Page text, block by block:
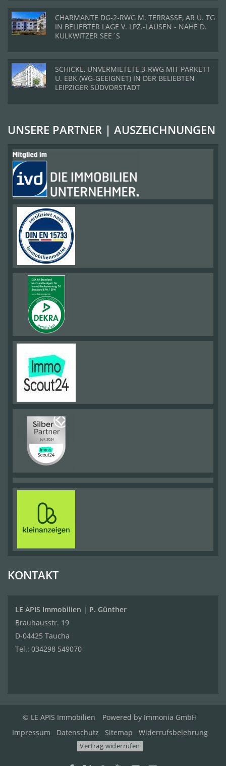
CHARMANTE DG-2-RWG M. TERRASSE, AR U. TG
IN BELIEBTER LAGE V. LPZ.-LAUSEN - NAHE D.
KULKWITZER SEE´S
SCHICKE, UNVERMIETETE 3-RWG MIT PARKETT
U. EBK (WG-GEEIGNET) IN DER BELIEBTEN
LEIPZIGER SÜDVORSTADT
UNSERE PARTNER | AUSZEICHNUNGEN
KONTAKT
LE APIS Immobilien | P. Günther
Brauhausstr. 19
D-04425 Taucha
Tel.: 034298 549070
© LE APIS Immobilien Powered by Immonia GmbH
Impressum
Datenschutz Sitemap Widerrufsbelehrung
Vertrag widerrufen